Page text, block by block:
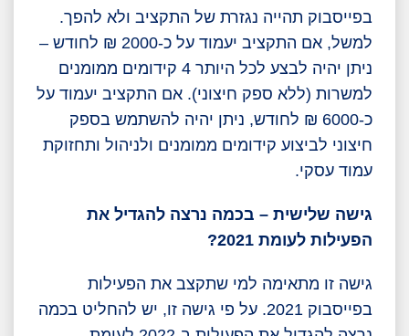
בפייסבוק תהייה נגזרת של התקציב ולא להפך.
למשל, אם התקציב יעמוד על כ-2000 ₪ לחודש –
ניתן יהיה לבצע לכל היותר 4 קידומים ממומנים
למשרות (ללא ספק חיצוני). אם התקציב יעמוד על
כ-6000 ₪ לחודש, ניתן יהיה להשתמש בספק
חיצוני לביצוע קידומים ממומנים ולניהול ותחזוקת
עמוד עסקי.
גישה שלישית – בכמה נרצה להגדיל את
הפעילות לעומת 2021?
גישה זו מתאימה למי שתקצב את הפעילות
בפייסבוק 2021. על פי גישה זו, יש להחליט בכמה